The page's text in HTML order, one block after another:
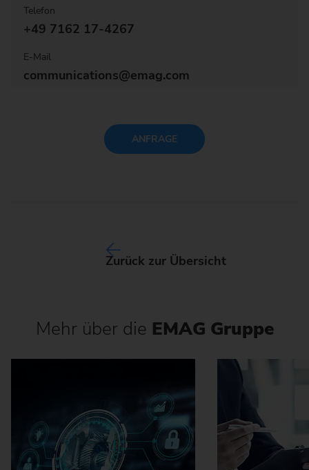
Telefon
+49 7162 17-4267
E-Mail
communications@emag.com
ANFRAGE
Zurück zur Übersicht
Mehr über die EMAG Gruppe